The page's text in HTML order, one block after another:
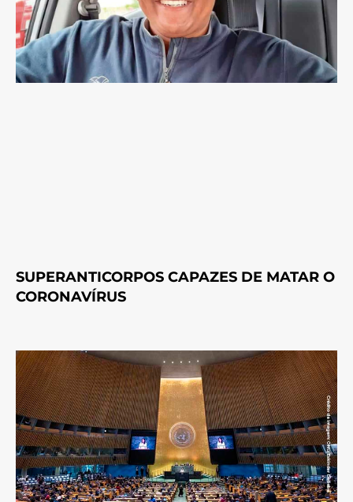
SUPERANTICORPOS CAPAZES DE MATAR O
CORONAVÍRUS